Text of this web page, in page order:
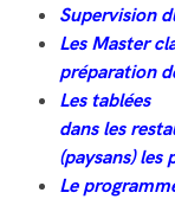
Supervision
LesMaster
préparation
Lestablées
dansles
(paysans)les
Le